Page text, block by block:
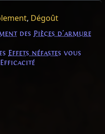
, Dégoût
des Pièces d'armure
Effets néfastes vous